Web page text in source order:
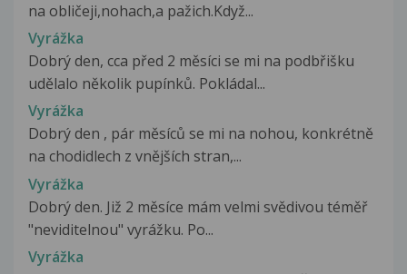
na obličeji,nohach,a pažich.Když...
Vyrážka
Dobrý den, cca před 2 měsíci se mi na podbřišku
udělalo několik pupínků. Pokládal...
Vyrážka
Dobrý den , pár měsíců se mi na nohou, konkrétně
na chodidlech z vnějších stran,...
Vyrážka
Dobrý den. Již 2 měsíce mám velmi svědivou téměř
"neviditelnou" vyrážku. Po...
Vyrážka